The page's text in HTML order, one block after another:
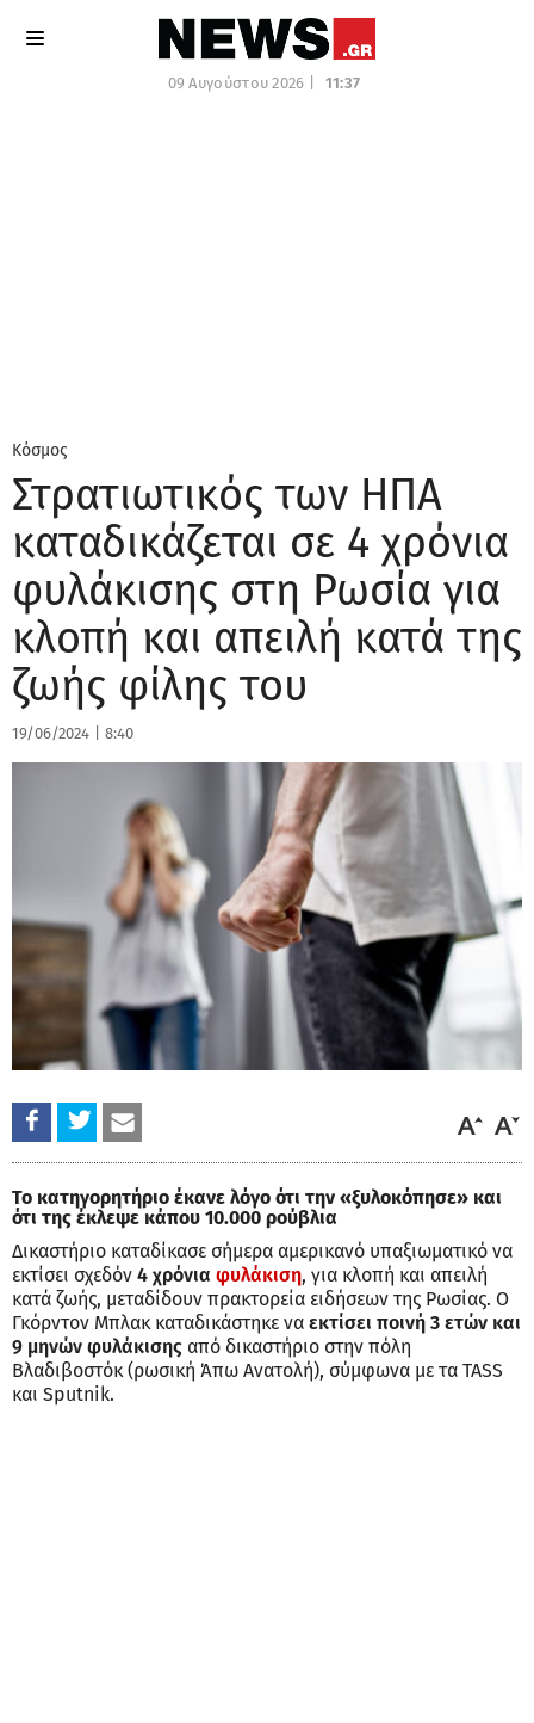
09 Αυγούστου 2026 | 11:37
Κόσμος
Στρατιωτικός των ΗΠΑ
καταδικάζεται σε 4 χρόνια
φυλάκισης στη Ρωσία για
κλοπή και απειλή κατά της
ζωής φίλης του
19/06/2024 8:40
Το κατηγορητήριο έκανε λόγο ότι την «ξυλοκόπησε» και
ότι της έκλεψε κάπου 10.000 ρούβλια
Δικαστήριο καταδίκασε σήμερα αμερικανό υπαξιωματικό να
εκτίσει σχεδόν 4 χρόνια φυλάκιση, για κλοπή και απειλή
κατά ζωής, μεταδίδουν πρακτορεία ειδήσεων της Ρωσίας. Ο
Γκόρντον Μπλακ καταδικάστηκε να εκτίσει ποινή 3 ετών και
9 μηνών φυλάκισης από δικαστήριο στην πόλη
Βλαδιβοστόκ (ρωσική Άπω Ανατολή), σύμφωνα με τα TASS
και Sputnik.